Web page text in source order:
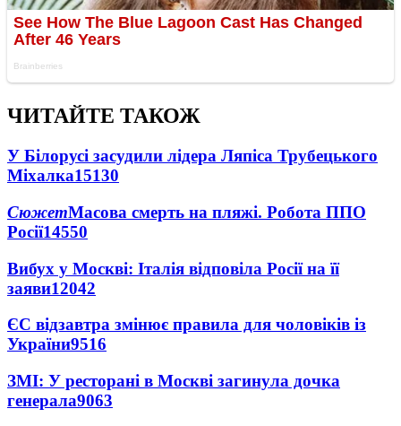
ЧИТАЙТЕ ТАКОЖ
У Білорусі засудили лідера Ляпіса Трубецького
Міхалка15130
СюжетМасова смерть на пляжі. Робота ППО
Росії14550
Вибух у Москві: Італія відповіла Росії на її
заяви12042
ЄС відзавтра змінює правила для чоловіків із
України9516
ЗМІ: У ресторані в Москві загинула дочка
генерала9063